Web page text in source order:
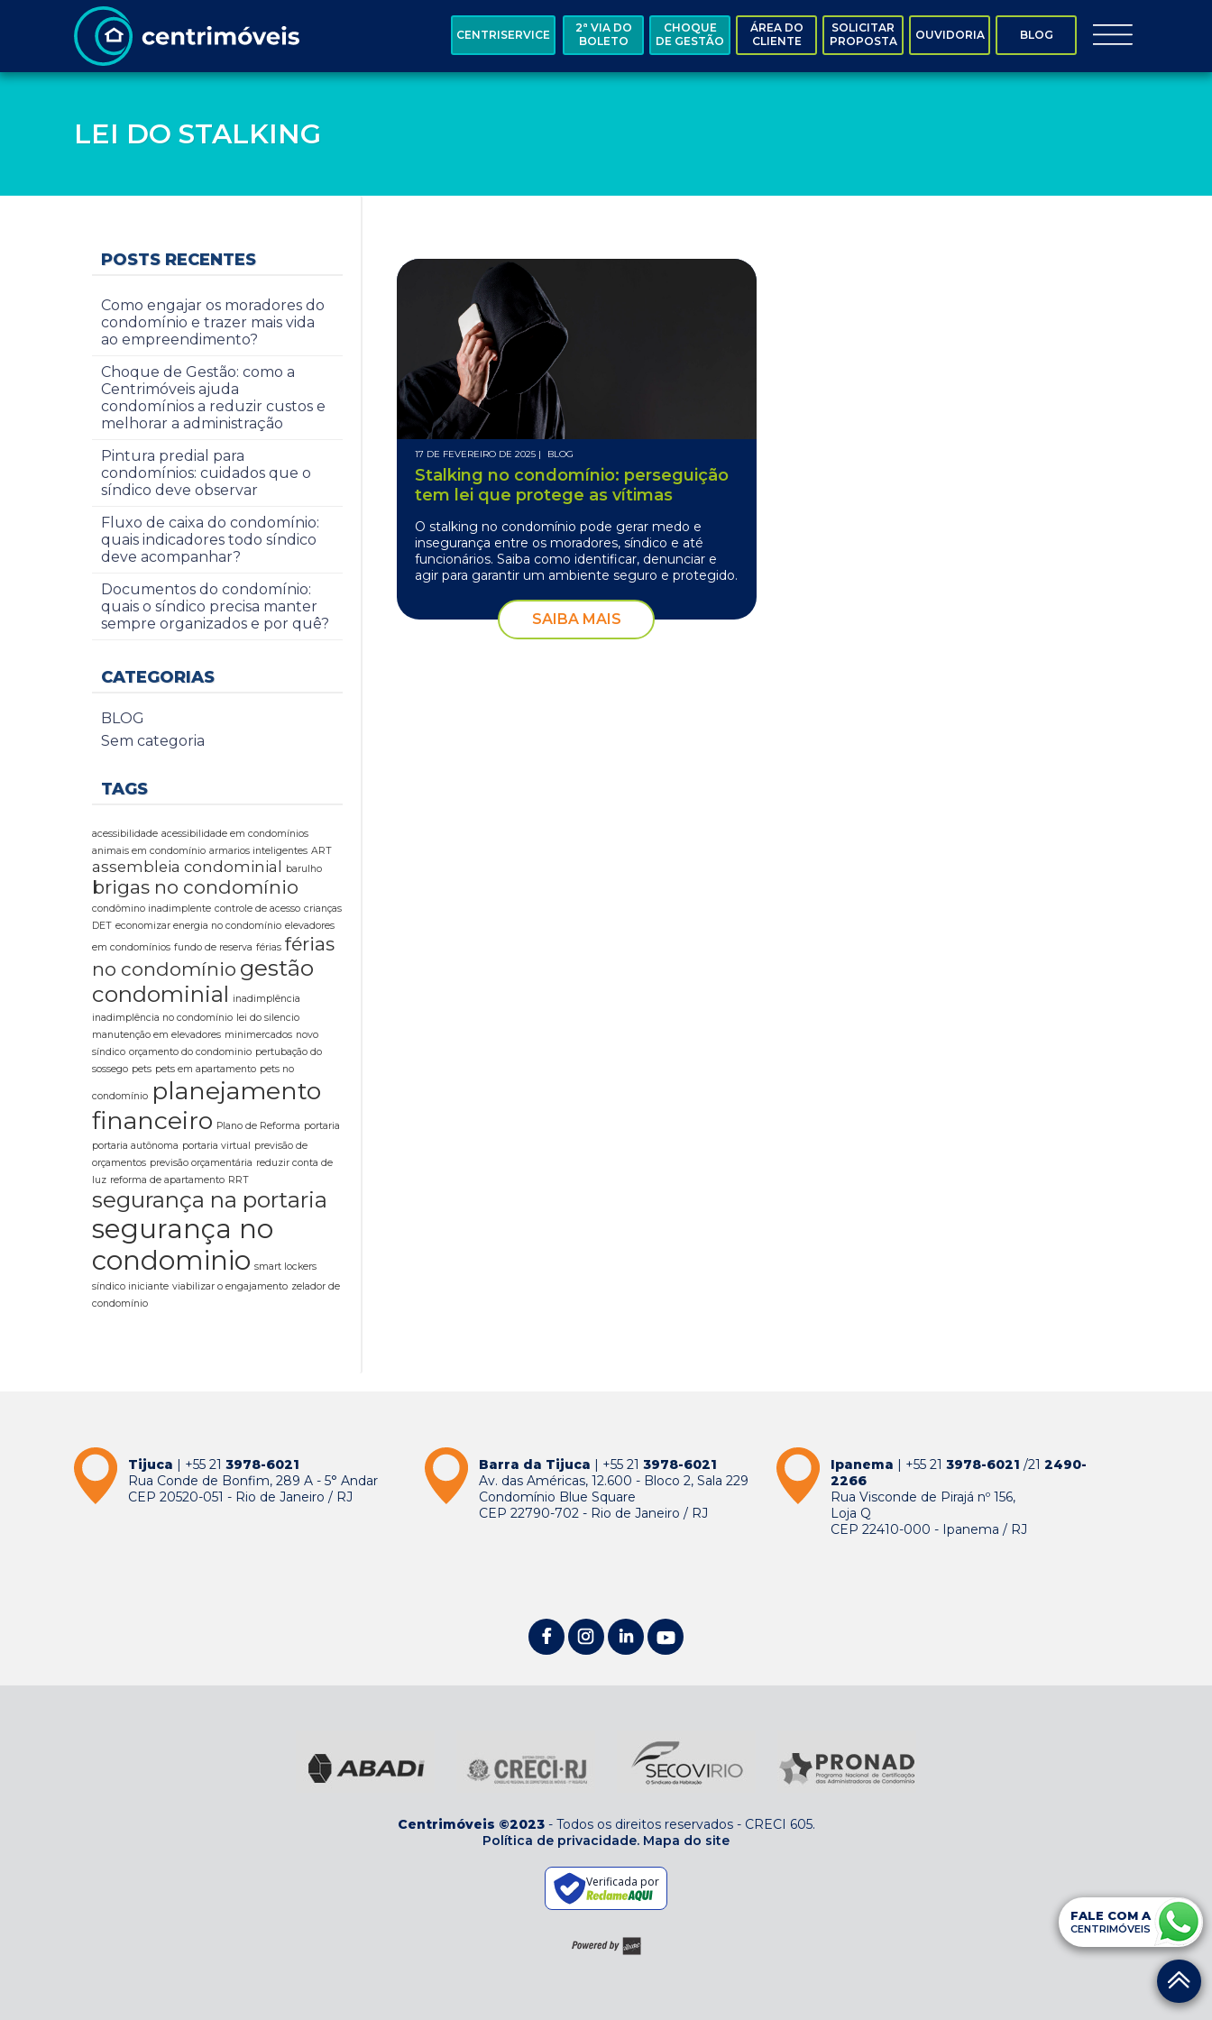
BLOG
OUVIDORIA
SOLICITAR
PROPOSTA
ÁREA DO
CLIENTE
CHOQUE
DE GESTÃO
2ª VIA DO
BOLETO
CENTRISERVICE
LEI DO STALKING
17 DE FEVEREIRO DE 2025 | BLOG
Stalking no condomínio: perseguição
tem lei que protege as vítimas
O stalking no condomínio pode gerar medo e
insegurança entre os moradores, síndico e até
funcionários. Saiba como identificar, denunciar e
agir para garantir um ambiente seguro e protegido.
SAIBA MAIS
POSTS RECENTES
Como engajar os moradores do
condomínio e trazer mais vida
ao empreendimento?
Choque de Gestão: como a
Centrimóveis ajuda
condomínios a reduzir custos e
melhorar a administração
Pintura predial para
condomínios: cuidados que o
síndico deve observar
Fluxo de caixa do condomínio:
quais indicadores todo síndico
deve acompanhar?
Documentos do condomínio:
quais o síndico precisa manter
sempre organizados e por quê?
CATEGORIAS
BLOG
Sem categoria
TAGS
acessibilidade acessibilidade em condomínios
animais em condomínio armarios inteligentes ART
assembleia condominial barulho
brigas no condomínio
condômino inadimplente controle de acesso crianças
DET economizar energia no condomínio elevadores
em condomínios fundo de reserva férias férias
no condomínio gestão
condominial inadimplência
inadimplência no condomínio lei do silencio
manutenção em elevadores minimercados novo
síndico orçamento do condominio pertubação do
sossego pets pets em apartamento pets no
condomínio planejamento
financeiro Plano de Reforma portaria
portaria autônoma portaria virtual previsão de
orçamentos previsão orçamentária reduzir conta de
luz reforma de apartamento RRT
segurança na portaria
segurança no
condominio smart lockers
síndico iniciante viabilizar o engajamento zelador de
condomínio
Tijuca | +55 21 3978-6021
Rua Conde de Bonfim, 289 A - 5° Andar
CEP 20520-051 - Rio de Janeiro / RJ
Barra da Tijuca | +55 213978-6021
Av. das Américas, 12.600 - Bloco 2, Sala 229
Condomínio Blue Square
CEP 22790-702 - Rio de Janeiro / RJ
Ipanema | +55 21 3978-6021 /21 2490-
2266
Rua Visconde de Pirajá nº 156,
Loja Q
CEP 22410-000 - Ipanema / RJ
Centrimóveis ©2023- Todos os direitos reservados- CRECI 605.
Política de privacidade. Mapa do site
Verificada por
FALE COM A
CENTRIMÓVEIS